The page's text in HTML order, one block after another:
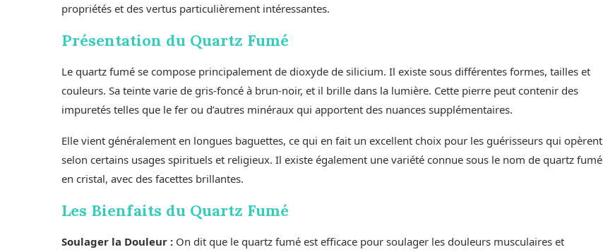
propriétés et des vertus particulièrement intéressantes.
Présentation du Quartz Fumé
Le quartz fumé se compose principalement de dioxyde de silicium. Il existe sous différentes formes, tailles et
couleurs. Sa teinte varie de gris-foncé à brun-noir, et il brille dans la lumière. Cette pierre peut contenir des
impuretés telles que le fer ou d’autres minéraux qui apportent des nuances supplémentaires.
Elle vient généralement en longues baguettes, ce qui en fait un excellent choix pour les guérisseurs qui opèrent
selon certains usages spirituels et religieux. Il existe également une variété connue sous le nom de quartz fumé
en cristal, avec des facettes brillantes.
Les Bienfaits du Quartz Fumé
Soulager la Douleur : On dit que le quartz fumé est efficace pour soulager les douleurs musculaires et